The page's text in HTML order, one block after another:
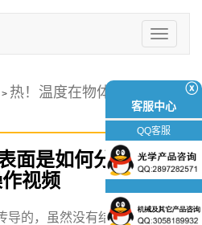
切
换
> 热！温度在物体表面是如何
面是如何分布的？ |
视频
导的，虽然没有结构分析直观，
ⓧ
客服中心
QQ客服